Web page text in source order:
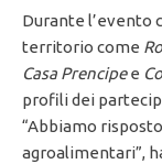
Durante l’evento
territorio come
Casa Prencipee
profili dei
“Abbiamo
agroalimentari”,